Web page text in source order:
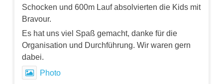
Schocken und 600m Lauf absolvierten die Kids mit
Bravour.
Es hat uns viel Spaß gemacht, danke für die
Organisation und Durchführung. Wir waren gern
dabei.
Photo